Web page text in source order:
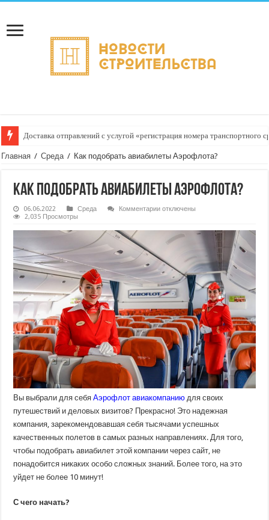
Доставка отправлений с услугой «регистрация номера транспортного
Главная / Среда / Как подобрать авиабилеты Аэрофлота?
Как подобрать авиабилеты Аэрофлота?
06.06.2022 Среда Комментариик
подобрать
авиабилеты
Аэрофлота?
отключены
2,035 Просмотры
Вы выбрали для себяАэрофлот авиакомпанию для своих
путешествий и деловых визитов? Прекрасно! Это надежная
компания, зарекомендовавшая себя тысячами успешных
качественных полетов в самых разных направлениях. Для того,
чтобы подобрать авиабилет этой компании через сайт, не
понадобится никаких особо сложных знаний. Более того, на это
уйдет не более 10 минут!
С чего начать?